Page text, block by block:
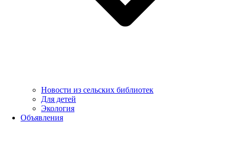
Новости из сельских библиотек
Для детей
Экология
Объявления